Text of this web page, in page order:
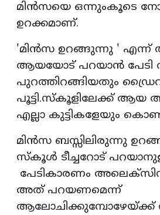
മിൻസയെ ഒന്നുംകൂടെ
ഉറക്കമാണ്.
'മിൻസ ഉറങ്ങുന്നു '
ആയയോട് പറയാൻ
പുറത്തിറങ്ങിയതും
പൂട്ടി.സ്കൂളിലേക്ക് ആയ
എല്ലാ കുട്ടികളേയും
മിൻസ ബസ്സിലിരുന്നു
സ്കൂൾ ടീച്ചറോട്
പേടികാരണം അലെക്സിന്
അത് പറയണമെന്ന്